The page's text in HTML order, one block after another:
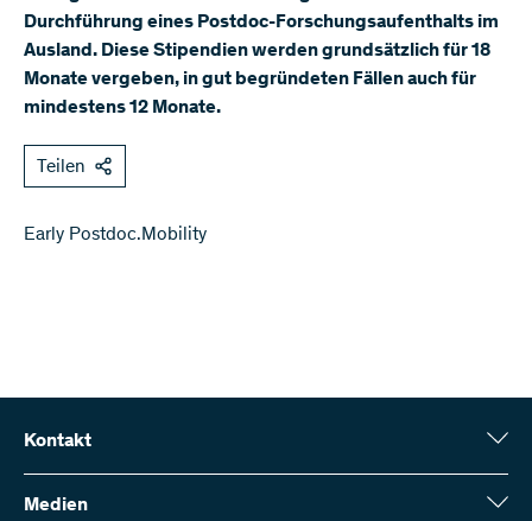
Durchführung eines Postdoc-Forschungsaufenthalts im
Ausland. Diese Stipendien werden grundsätzlich für 18
Monate vergeben, in gut begründeten Fällen auch für
mindestens 12 Monate.
Teilen
Early Postdoc.Mobility
Kontakt
Schweizerischer Nationalfonds (SNF)
Wildhainweg 3
Medien